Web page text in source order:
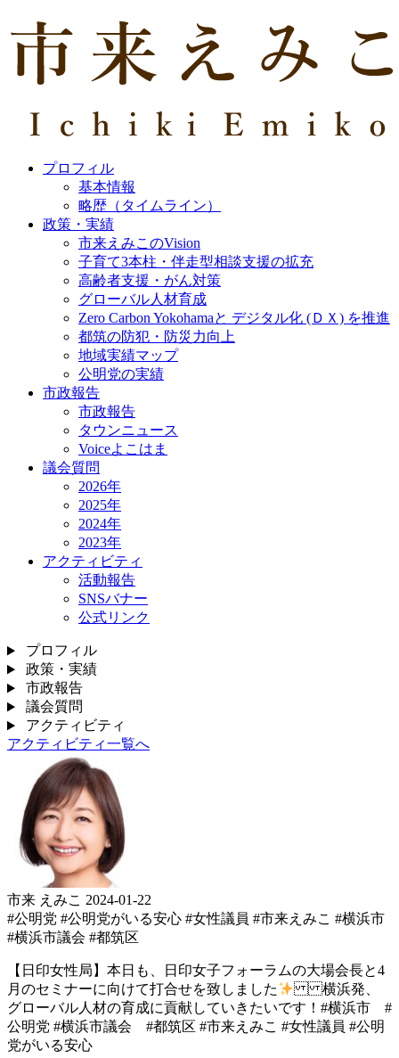
プロフィル
基本情報
略歴（タイムライン）
政策・実績
市来えみこのVision
子育て3本柱・伴走型相談支援の拡充
高齢者支援・がん対策
グローバル人材育成
Zero Carbon Yokohamaと デジタル化 (ＤＸ) を推進
都筑の防犯・防災力向上
地域実績マップ
公明党の実績
市政報告
市政報告
タウンニュース
Voiceよこはま
議会質問
2026年
2025年
2024年
2023年
アクティビティ
活動報告
SNSバナー
公式リンク
プロフィル
政策・実績
市政報告
議会質問
アクティビティ
アクティビティ一覧へ
市来 えみこ 2024-01-22
#公明党 #公明党がいる安心 #女性議員 #市来えみこ #横浜市
#横浜市議会 #都筑区
【日印女性局】 本日も、 日印女子フォーラムの大場会長と 4
月のセミナーに向けて打合せを 致しました
横浜発、
グローバル人材の 育成に貢献していきたいです！ #横浜市 #
公明党 #横浜市議会 #都筑区 #市来えみこ #女性議員 #公明
党がいる安心